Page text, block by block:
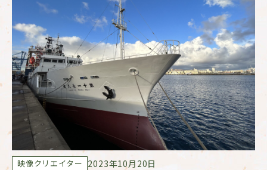
映像クリエイター 2023年10月20日